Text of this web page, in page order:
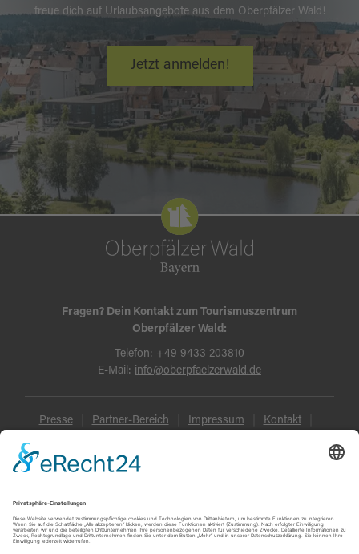
freue dich auf Urlaubsangebote aus dem Oberpfälzer Wald!
Jetzt anmelden!
Fragen? Dein Kontakt zum Tourismuszentrum
Oberpfälzer Wald:
Telefon: +49 9433 203810
E-Mail: info@oberpfaelzerwald.de
Presse Partner-Bereich Impressum Kontakt
Datenschutz